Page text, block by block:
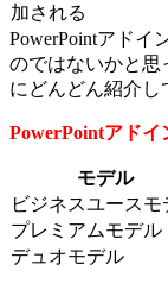
加される
PowerPointアドイ
のではないかと思
にどんどん紹介し
PowerPointアド
モデル
ビジネスユースモ
プレミアムモデル
デュオモデル